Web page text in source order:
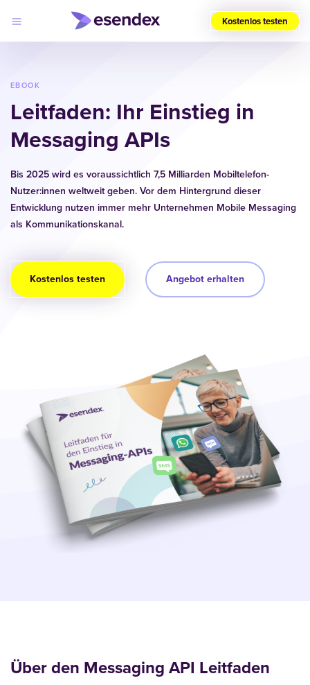
Ihre
(DE)
Produkte
Developers
Warum
Esendex?
Log
in
Kostenlos testen
EBOOK
Leitfaden: Ihr Einstieg in
Messaging APIs
Bis 2025 wird es voraussichtlich 7,5 Milliarden Mobiltelefon-
Nutzer:innen weltweit geben. Vor dem Hintergrund dieser
Entwicklung nutzen immer mehr Unternehmen Mobile Messaging
als Kommunikationskanal.
Kostenlos testen Angebot erhalten
Über den Messaging API Leitfaden